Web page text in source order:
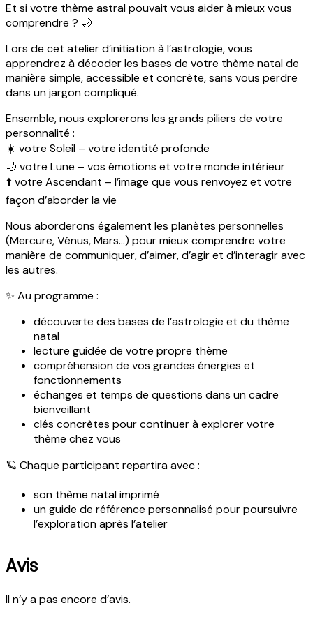
Et si votre thème astral pouvait vous aider à mieux vous
comprendre ? 🌙
Lors de cet atelier d’initiation à l’astrologie, vous
apprendrez à décoder les bases de votre thème natal de
manière simple, accessible et concrète, sans vous perdre
dans un jargon compliqué.
Ensemble, nous explorerons les grands piliers de votre
personnalité :
☀️ votre Soleil – votre identité profonde
🌙 votre Lune – vos émotions et votre monde intérieur
⬆️ votre Ascendant – l’image que vous renvoyez et votre
façon d’aborder la vie
Nous aborderons également les planètes personnelles
(Mercure, Vénus, Mars…) pour mieux comprendre votre
manière de communiquer, d’aimer, d’agir et d’interagir avec
les autres.
✨ Au programme :
découverte des bases de l’astrologie et du thème
natal
lecture guidée de votre propre thème
compréhension de vos grandes énergies et
fonctionnements
échanges et temps de questions dans un cadre
bienveillant
clés concrètes pour continuer à explorer votre
thème chez vous
🪐 Chaque participant repartira avec :
son thème natal imprimé
un guide de référence personnalisé pour poursuivre
l’exploration après l’atelier
Avis
Il n’y a pas encore d’avis.